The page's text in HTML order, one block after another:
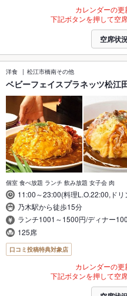
カレンダーの更
下記ボタンを押して空
空席状
洋食 松江市橋南その他
ベビーフェイスプラネッツ松江
個室 食べ放題 ランチ 飲み放題 女子会 肉
11:00～23:00(料理L.O.22:00,ドリ
乃木駅から徒歩15分
ランチ1001～1500円/ディナー
125席
口コミ投稿特典対象店
カレンダーの更
下記ボタンを押して空